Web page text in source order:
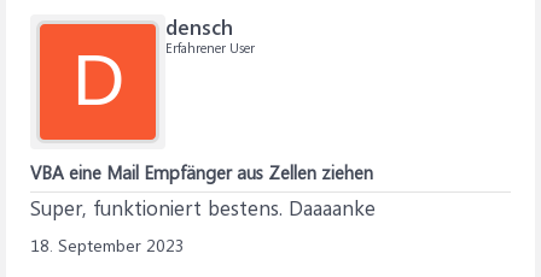
D
densch
Erfahrener User
VBA eine Mail Empfänger aus Zellen ziehen
Super, funktioniert bestens. Daaaanke
18. September 2023